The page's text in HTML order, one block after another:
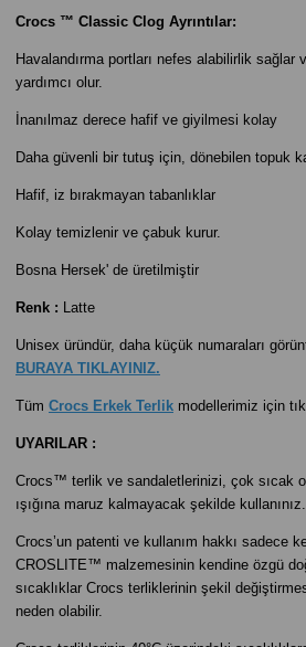
Crocs ™ Classic Clog Ayrıntılar:
Havalandırma portları nefes alabilirlik sağlar
yardımcı olur.
İnanılmaz derece hafif ve giyilmesi kolay
Daha güvenli bir tutuş için, dönebilen topuk
Hafif, iz bırakmayan tabanlıklar
Kolay temizlenir ve çabuk kurur.
Bosna Hersek' de üretilmiştir
Renk : Latte
Unisex üründür, daha küçük numaraları
BURAYA TIKLAYINIZ.
Tüm Crocs Erkek Terlik modellerimiz için
UYARILAR :
Crocs™ terlik ve sandaletlerinizi, çok sıcak
ışığına maruz kalmayacak şekilde kullanınız.
Crocs’un patenti ve kullanım hakkı sadece
CROSLITE™ malzemesinin kendine özgü
sıcaklıklar Crocs terliklerinin şekil
neden olabilir.